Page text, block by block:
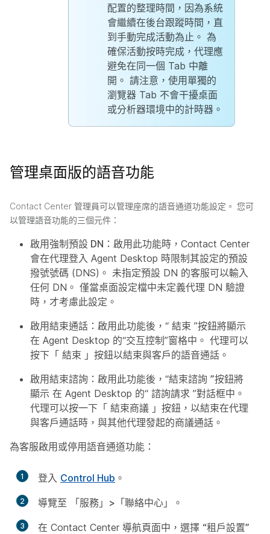
配置的整理時間，因為系統
會繼續在後台跟蹤時間，直
到手動完成活動為止。 為
確保活動按時完成，代理應
避免在同一個 Tab 中離
開。 請注意，使用單獨的
瀏覽器 Tab 不會干擾桌面
或分析器環境中的計時器。
管理桌面版的語音功能
Contact Center 管理員可以管理座席的語音通道功能設定。 您可
以管理語音功能的三個元件：
啟用強制預設 DN： 啟用此功能時，Contact Center
會在代理登入 Agent Desktop 時限制其設定的預設
撥號號碼 (DNS)。 未指定預設 DN 的客服可以輸入
任何 DN。 僅當桌面設定檔中未定義代理 DN 驗證
時，才考慮此設定。
啟用結束通話 ：啟用此功能後，“ 結束 ”按鈕將顯示
在 Agent Desktop 的“交互控制”窗格中。 代理可以
按下「 結束 」按鈕以結束與客戶的語音通話。
啟用結束諮詢 ：啟用此功能後，“結束諮詢 ”按鈕將
顯示 在 Agent Desktop 的“ 諮詢請求 ”對話框中。
代理可以按一下「 結束商議 」按鈕，以結束在代理
與客戶通話時，與其他代理發起的商議通話。
為客服啟用或停用語音通道功能：
1 登入 Control Hub 。
2 導覽至 「服務」>「聯絡中心 」。
3 在 Contact Center 導航頁面中，選擇 “租戶設置”